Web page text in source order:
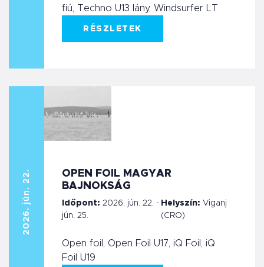
fiú, Techno U13 lány, Windsurfer LT
RÉSZLETEK
2026. jún. 22.
OPEN FOIL MAGYAR
BAJNOKSÁG
Időpont: 2026. jún. 22. -
jún. 25.
Helyszín: Viganj
(CRO)
Open foil, Open Foil U17, iQ Foil, iQ
Foil U19